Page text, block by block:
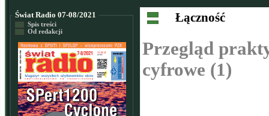
Świat Radio 07-08/2021
Spis treści
Od redakcji
Łączność
Przegląd
cyfrowe (1)